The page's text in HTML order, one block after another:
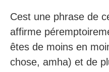
Cest une phrase de
affirme
êtes de moins en
chose, amha) et de